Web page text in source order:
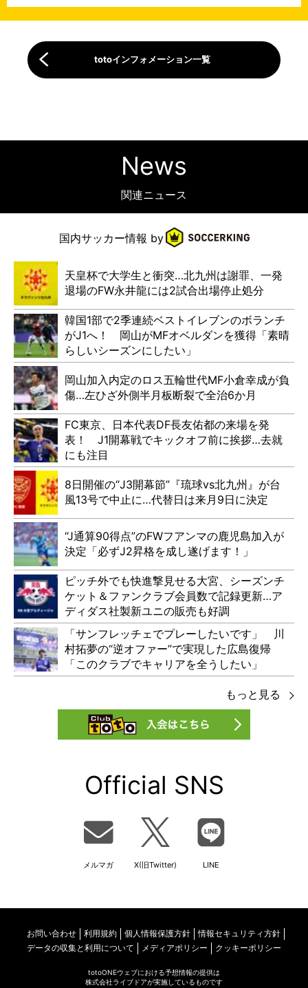
totoインフォメーション一覧
News
関連ニュース
国内サッカー情報 by
天皇杯で大学生と衝突…北九州は謝罪、一発
退場のFW永井龍には2試合出場停止処分
韓国1部で2季連続ベストイレブンのボランチ
がJ1へ！ 岡山がMFオベルダンを獲得「素晴
らしいシーズンにしたい」
岡山加入内定のロス五輪世代MF小倉幸成が負
傷…左ひざ外側半月板断裂で全治6か月
FC東京、日本代表DF長友佑都の来場を発
表！ J1開幕戦でキックオフ前に挨拶…去就
にも注目
8日開催の“J3開幕節”『琉球vs北九州』が台
風13号で中止に…代替日は来月9日に決定
“J通算90得点”のFWフアンマの鹿児島加入が
決定「必ずJ2昇格を成し遂げます！」
ピッチ外でも快進撃見せる大宮、シーズンチ
ケット＆ファンクラブ会員数で記録更新…ア
ディダス社製新ユニの販売も好調
「サンフレッチェでプレーしたいです」 川
村拓夢の“逆オファー”で実現した広島復帰
「このクラブでキャリアを全うしたい」
もっと見る
Official SNS
メルマガ X(旧Twitter) LINE
お問い合わせ 利用規約 個人情報保護方針
情報セキュリティ方針
データの収集と利用について
メディアポリシー クッキーポリシー
totoONEウェブにおける予想情報の提供は
株式会社ライブドアが実施しているものです